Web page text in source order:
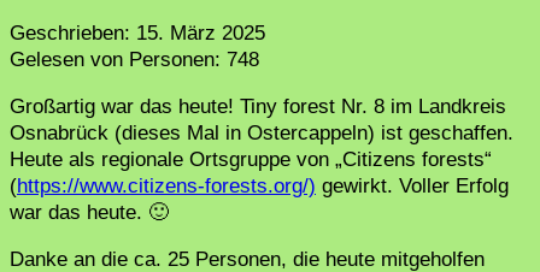
Geschrieben: 15. März 2025
Gelesen von Personen: 748
Großartig war das heute! Tiny forest Nr. 8 im Landkreis
Osnabrück (dieses Mal in Ostercappeln) ist geschaffen.
Heute als regionale Ortsgruppe von „Citizens forests“
(https://www.citizens-forests.org/) gewirkt. Voller Erfolg
war das heute. 🙂
Danke an die ca. 25 Personen, die heute mitgeholfen